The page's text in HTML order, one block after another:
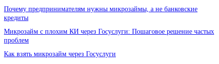
Почему предпринимателям нужны микрозаймы, а не банковские
кредиты
Микрозайм с плохим КИ через Госуслуги: Пошаговое решение частых
проблем
Как взять микрозайм через Госуслуги